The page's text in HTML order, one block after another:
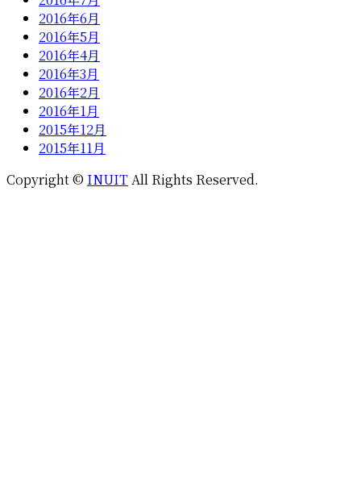
2016年6月
2016年5月
2016年4月
2016年3月
2016年2月
2016年1月
2015年12月
2015年11月
Copyright © INUITAll Rights Reserved.